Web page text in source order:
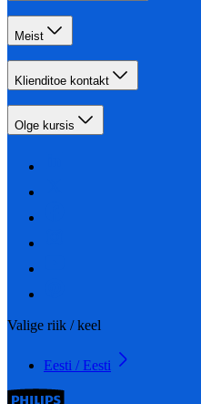
Meist
Klienditoe kontakt
Olge kursis
Valige riik / keel
Eesti / Eesti